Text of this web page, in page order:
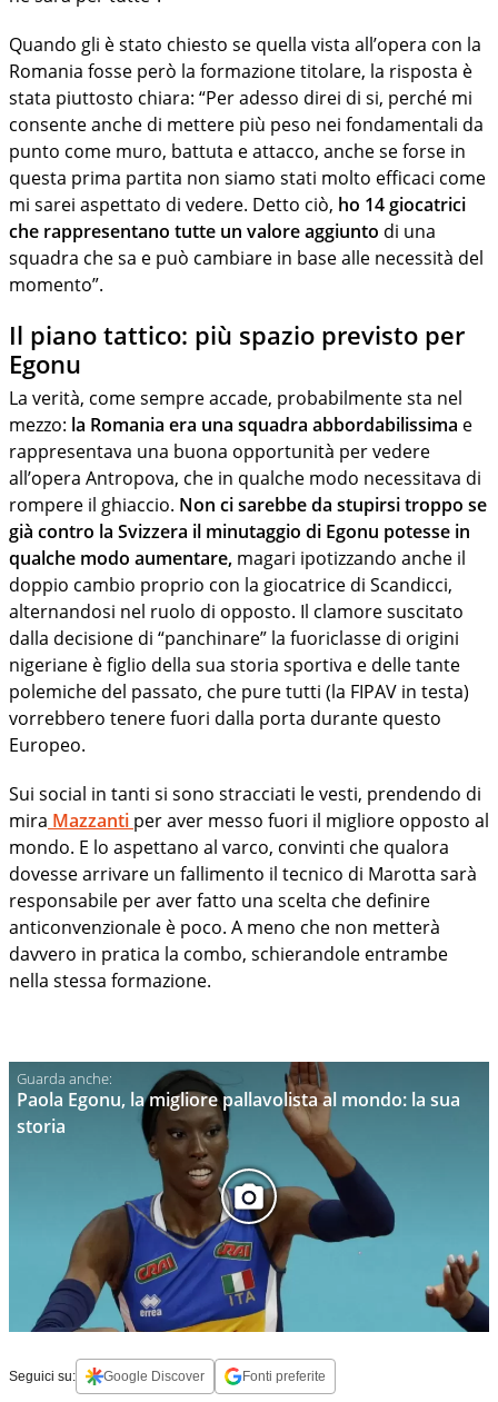
Quando gli è stato chiesto se quella vista all’opera con la
Romania fosse però la formazione titolare, la risposta è
stata piuttosto chiara: “Per adesso direi di si, perché mi
consente anche di mettere più peso nei fondamentali da
punto come muro, battuta e attacco, anche se forse in
questa prima partita non siamo stati molto efficaci come
mi sarei aspettato di vedere. Detto ciò, ho 14 giocatrici
che rappresentano tutte un valore aggiunto di una
squadra che sa e può cambiare in base alle necessità del
momento”.
Il piano tattico: più spazio previsto per
Egonu
La verità, come sempre accade, probabilmente sta nel
mezzo: la Romania era una squadra abbordabilissima e
rappresentava una buona opportunità per vedere
all’opera Antropova, che in qualche modo necessitava di
rompere il ghiaccio. Non ci sarebbe da stupirsi troppo se
già contro la Svizzera il minutaggio di Egonu potesse in
qualche modo aumentare, magari ipotizzando anche il
doppio cambio proprio con la giocatrice di Scandicci,
alternandosi nel ruolo di opposto. Il clamore suscitato
dalla decisione di “panchinare” la fuoriclasse di origini
nigeriane è figlio della sua storia sportiva e delle tante
polemiche del passato, che pure tutti (la FIPAV in testa)
vorrebbero tenere fuori dalla porta durante questo
Europeo.
Sui social in tanti si sono stracciati le vesti, prendendo di
mira Mazzanti per aver messo fuori il migliore opposto al
mondo. E lo aspettano al varco, convinti che qualora
dovesse arrivare un fallimento il tecnico di Marotta sarà
responsabile per aver fatto una scelta che definire
anticonvenzionale è poco. A meno che non metterà
davvero in pratica la combo, schierandole entrambe
nella stessa formazione.
Paola Egonu, la migliore pallavolista al mondo: la sua
storia
Seguici su: Google Discover Fonti preferite